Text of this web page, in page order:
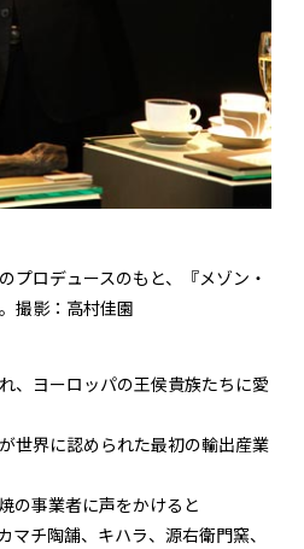
プロデュースのもと、『メゾン・
撮影：高村佳園
、ヨーロッパの王侯貴族たちに愛
世界に認められた最初の輸出産業
の事業者に声をかけると
マチ陶舗、キハラ、源右衛門窯、